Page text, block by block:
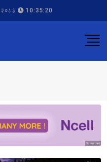
10:35:20
Sponsored